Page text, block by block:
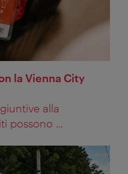
la Vienna City
alla
possono ...